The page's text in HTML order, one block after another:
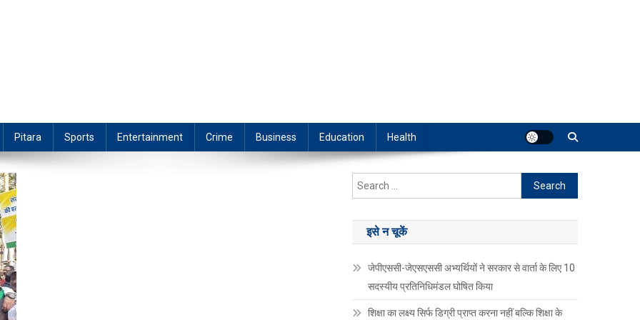
Pitara Sports Entertainment Crime Business Education Health
Search
for:
इसे न चूकें
जेपीएससी-जेएसएससी अभ्यर्थियों ने सरकार से वार्ता के लिए 10
सदस्यीय प्रतिनिधिमंडल घोषित किया
शिक्षा का लक्ष्य सिर्फ डिग्री प्राप्त करना नहीं बल्कि शिक्षा के